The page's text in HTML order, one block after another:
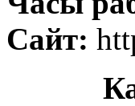
Сайт: